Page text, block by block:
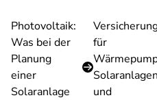
Photovoltaik:
Was bei der
Planung
einer
Solaranlage
für
Solaranlagen
und